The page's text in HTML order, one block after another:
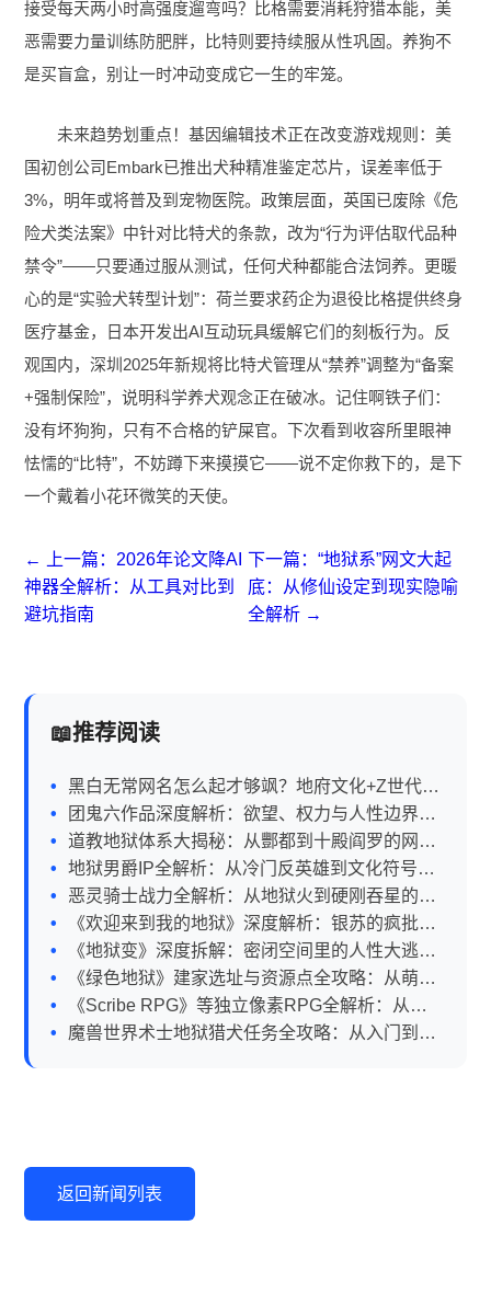
接受每天两小时高强度遛弯吗？比格需要消耗狩猎本能，美
恶需要力量训练防肥胖，比特则要持续服从性巩固。养狗不
是买盲盒，别让一时冲动变成它一生的牢笼。
未来趋势划重点！基因编辑技术正在改变游戏规则：美
国初创公司Embark已推出犬种精准鉴定芯片，误差率低于
3%，明年或将普及到宠物医院。政策层面，英国已废除《危
险犬类法案》中针对比特犬的条款，改为“行为评估取代品种
禁令”——只要通过服从测试，任何犬种都能合法饲养。更暖
心的是“实验犬转型计划”：荷兰要求药企为退役比格提供终身
医疗基金，日本开发出AI互动玩具缓解它们的刻板行为。反
观国内，深圳2025年新规将比特犬管理从“禁养”调整为“备案
+强制保险”，说明科学养犬观念正在破冰。记住啊铁子们：
没有坏狗狗，只有不合格的铲屎官。下次看到收容所里眼神
怯懦的“比特”，不妨蹲下来摸摸它——说不定你救下的，是下
一个戴着小花环微笑的天使。
← 上一篇：2026年论文降AI
神器全解析：从工具对比到
避坑指南
下一篇：“地狱系”网文大起
底：从修仙设定到现实隐喻
全解析 →
推荐阅读
黑白无常网名怎么起才够飒？地府文化+Z世代语
言全解析
团鬼六作品深度解析：欲望、权力与人性边界的
官能叙事
道教地狱体系大揭秘：从酆都到十殿阎罗的网感
全解析
地狱男爵IP全解析：从冷门反英雄到文化符号的
逆袭之路
恶灵骑士战力全解析：从地狱火到硬刚吞星的真
相
《欢迎来到我的地狱》深度解析：银苏的疯批美
学与无限流新范式
《地狱变》深度拆解：密闭空间里的人性大逃杀
与真相迷雾
《绿色地狱》建家选址与资源点全攻略：从萌新
到老鸟的生存秘籍
《Scribe RPG》等独立像素RPG全解析：从玩
法到避坑指南
魔兽世界术士地狱猎犬任务全攻略：从入门到精
返回新闻列表